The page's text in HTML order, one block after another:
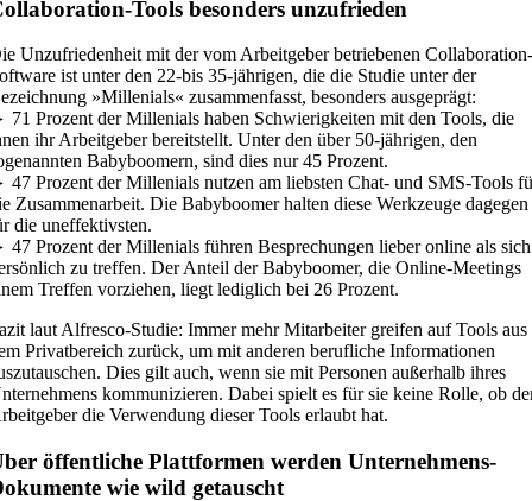
Tools besonders unzufrieden
Unzufriedenheit mit der vom Arbeitgeber betriebenen
ist unter den 22-bis 35-jährigen, die die Studie unter der
»Millenials« zusammenfasst, besonders ausgeprägt:
Prozent der Millenials haben Schwierigkeiten mit den Tools, die
ihr Arbeitgeber bereitstellt. Unter den über 50-jährigen, den
Babyboomern, sind dies nur 45 Prozent.
Prozent der Millenials nutzen am liebsten Chat- und SMS-Tools
Zusammenarbeit. Die Babyboomer halten diese Werkzeuge dagegen
die uneffektivsten.
Prozent der Millenials führen Besprechungen lieber online als sich
zu treffen. Der Anteil der Babyboomer, die Online-Meetings
Treffen vorziehen, liegt lediglich bei 26 Prozent.
laut Alfresco-Studie: Immer mehr Mitarbeiter greifen auf Tools aus
Privatbereich zurück, um mit anderen berufliche Informationen
Dies gilt auch, wenn sie mit Personen außerhalb ihres
kommunizieren. Dabei spielt es für sie keine Rolle, ob
die Verwendung dieser Tools erlaubt hat.
öffentliche Plattformen werden Unternehmens-
wie wild getauscht